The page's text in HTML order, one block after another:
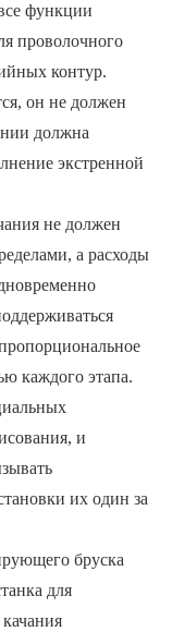
функции
проволочного
контур.
он не должен
должна
экстренной
не должен
а расходы
каждого этапа.
и
их один за
бруска
для